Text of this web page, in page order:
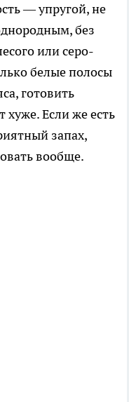
— упругой, не
без
или серо-
белые полосы
готовить
хуже. Если же есть
запах,
вообще.